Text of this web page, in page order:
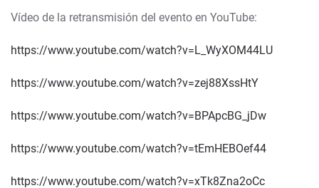
Vídeo de la retransmisión del evento en YouTube:
https://www.youtube.com/watch?v=L_WyXOM44LU
https://www.youtube.com/watch?v=zej88XssHtY
https://www.youtube.com/watch?v=BPApcBG_jDw
https://www.youtube.com/watch?v=tEmHEBOef44
https://www.youtube.com/watch?v=xTk8Zna2oCc